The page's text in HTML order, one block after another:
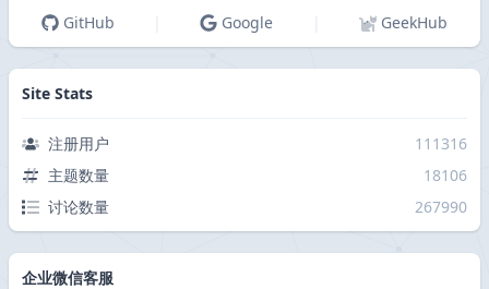
GitHub Google GeekHub
Site Stats
注册用户
111316
主题数量
18106
讨论数量
267990
企业微信客服